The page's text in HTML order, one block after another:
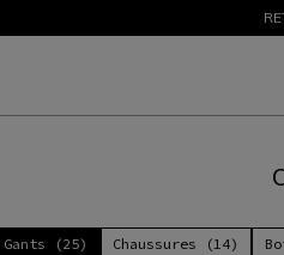
Gants (25) Chaussures (14)